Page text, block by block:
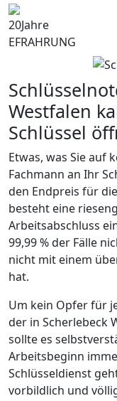
20Jahre
EFRAHRUNG
Westfalen
Schlüssel
Etwas, was Sie auf
Fachmann an Ihr
den Endpreis für
besteht eine
Arbeitsabschluss
99,99 % der Fälle
nicht mit einem
hat.
Um kein Opfer für
der in Scherlebeck
sollte es
Arbeitsbeginn
Schlüsseldienst
vorbildlich und